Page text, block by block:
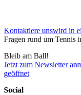
Kontaktiere unswird in
Fragen rund um Tennis
Bleib am Ball!
Jetzt zum Newsletter
geöffnet
Social